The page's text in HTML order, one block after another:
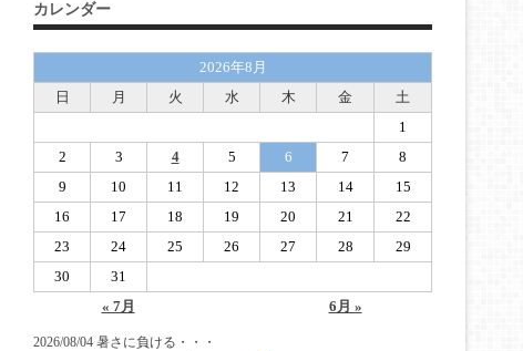
カレンダー
2026年8月
日
月 火 水 木 金 土
« 7月 6月 »
1
2
3 4 5 6 7
8
9
10 11 12 13 14
15
16
17 18 19 20 21
22
23
24 25 26 27 28
29
30
31
2026/08/04 暑さに負ける・・・